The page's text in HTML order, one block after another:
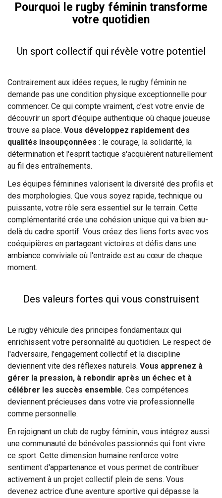
Pourquoi le rugby féminin transforme
votre quotidien
Un sport collectif qui révèle votre potentiel
Contrairement aux idées reçues, le rugby féminin ne
demande pas une condition physique exceptionnelle pour
commencer. Ce qui compte vraiment, c'est votre envie de
découvrir un sport d'équipe authentique où chaque joueuse
trouve sa place. Vous développez rapidement des
qualités insoupçonnées : le courage, la solidarité, la
détermination et l'esprit tactique s'acquièrent naturellement
au fil des entraînements.
Les équipes féminines valorisent la diversité des profils et
des morphologies. Que vous soyez rapide, technique ou
puissante, votre rôle sera essentiel sur le terrain. Cette
complémentarité crée une cohésion unique qui va bien au-
delà du cadre sportif. Vous créez des liens forts avec vos
coéquipières en partageant victoires et défis dans une
ambiance conviviale où l'entraide est au cœur de chaque
moment.
Des valeurs fortes qui vous construisent
Le rugby véhicule des principes fondamentaux qui
enrichissent votre personnalité au quotidien. Le respect de
l'adversaire, l'engagement collectif et la discipline
deviennent vite des réflexes naturels. Vous apprenez à
gérer la pression, à rebondir après un échec et à
célébrer les succès ensemble. Ces compétences
deviennent précieuses dans votre vie professionnelle
comme personnelle.
En rejoignant un club de rugby féminin, vous intégrez aussi
une communauté de bénévoles passionnés qui font vivre
ce sport. Cette dimension humaine renforce votre
sentiment d'appartenance et vous permet de contribuer
activement à un projet collectif plein de sens. Vous
devenez actrice d'une aventure sportive qui dépasse la